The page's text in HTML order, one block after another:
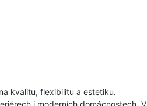
kvalitu, flexibilitu a estetiku.
i moderních domácnostech. V